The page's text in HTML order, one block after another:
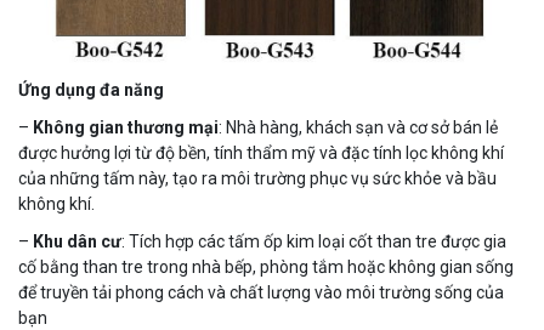
Ứng dụng đa năng
– Không gian thương mại: Nhà hàng, khách sạn và cơ sở bán lẻ
được hưởng lợi từ độ bền, tính thẩm mỹ và đặc tính lọc không khí
của những tấm này, tạo ra môi trường phục vụ sức khỏe và bầu
không khí.
– Khu dân cư: Tích hợp các tấm ốp kim loại cốt than tre được gia
cố bằng than tre trong nhà bếp, phòng tắm hoặc không gian sống
để truyền tải phong cách và chất lượng vào môi trường sống của
bạn